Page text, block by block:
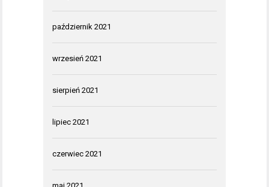
październik 2021
wrzesień 2021
sierpień 2021
lipiec 2021
czerwiec 2021